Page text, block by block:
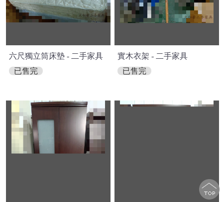
六尺獨立筒床墊 - 二手家具
已售完
實木衣架 - 二手家具
已售完